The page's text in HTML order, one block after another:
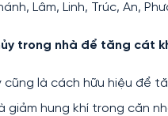
Lâm, Linh, Trúc, An,
trong nhà để tăng cát
cũng là cách hữu hiệu để
giảm hung khí trong căn